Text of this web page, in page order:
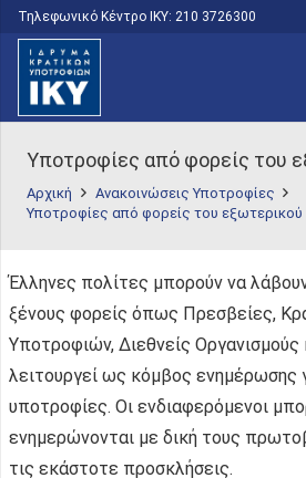
Τηλεφωνικό Κέντρο IKY: 210 3726300
Υποτροφίες από φορείς του
Αρχική
Ανακοινώσεις Υποτροφίες
Υποτροφίες από φορείς του εξωτερικού
Έλληνες πολίτες μπορούν να
ξένους φορείς όπως Πρεσβείες,
Υποτροφιών, Διεθνείς Οργανισμούς
λειτουργεί ως κόμβος ενημέρωσης
υποτροφίες. Οι ενδιαφερόμενοι
ενημερώνονται με δική τους
τις εκάστοτε προσκλήσεις.